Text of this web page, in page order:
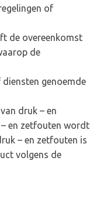
of
de overeenkomst
de
genoemde
druk – en
en zetfouten wordt
– en zetfouten is
volgens de